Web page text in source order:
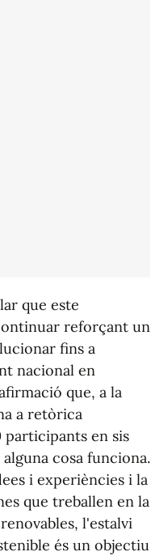
que este
reforçant un
fins a
nacional en
que, a la
a retòrica
en sis
cosa funciona.
i experiències i la
que treballen en la
l'estalvi
és un objectiu